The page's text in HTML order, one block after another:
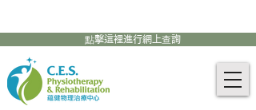
點擊這裡進行網上查詢